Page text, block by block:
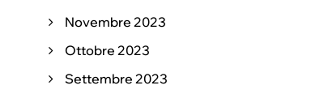
Novembre 2023
Ottobre 2023
Settembre 2023